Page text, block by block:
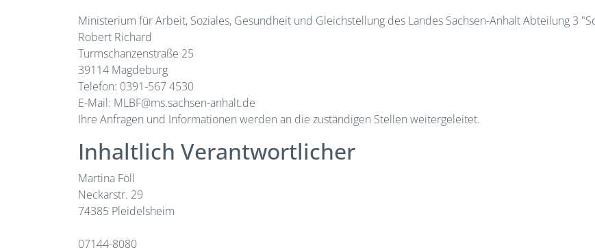
Ministerium für Arbeit, Soziales, Gesundheit und Gleichstellung des Landes Sachsen-Anhalt Abteilung 3
Robert Richard
Turmschanzenstraße 25
39114 Magdeburg
Telefon: 0391-567 4530
E-Mail: MLBF@ms.sachsen-anhalt.de
Ihre Anfragen und Informationen werden an die zuständigen Stellen weitergeleitet.
Inhaltlich Verantwortlicher
Martina Föll
Neckarstr. 29
74385 Pleidelsheim
07144-8080